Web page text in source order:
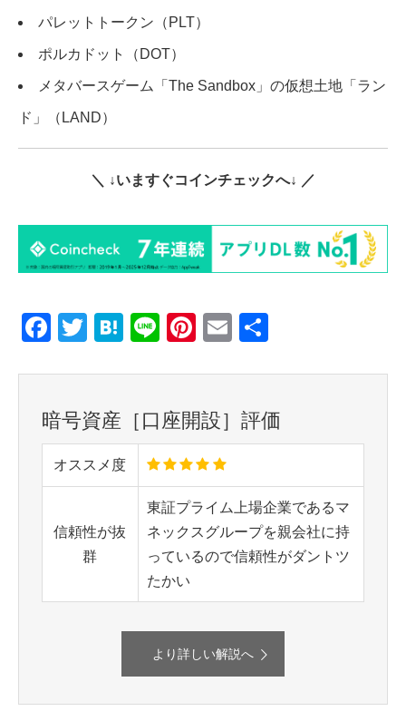
パレットトークン（PLT）
ポルカドット（DOT）
メタバースゲーム「The Sandbox」の仮想土地「ラン
ド」（LAND）
＼ ↓いますぐコインチェックへ↓ ／
Facebook
Twitter
Hatena
LinePinterest
Email
暗号資産［口座開設］評価
オススメ度
信頼性が抜
群
東証プライム上場企業であるマ
ネックスグループを親会社に持
っているので信頼性がダントツ
たかい
より詳しい解説へ